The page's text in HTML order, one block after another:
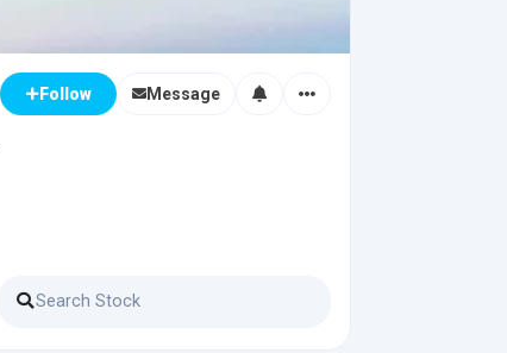
Follow Message